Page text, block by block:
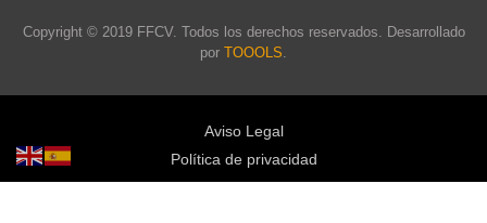
Copyright © 2019 FFCV. Todos los derechos reservados. Desarrollado
por TOOOLS
Aviso Legal
Política de privacidad
Política de cookies